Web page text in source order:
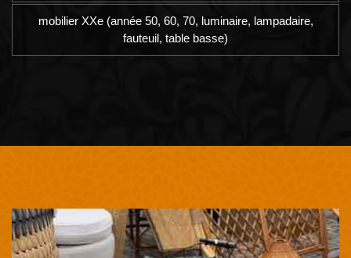
mobilier XXe (année 50, 60, 70, luminaire, lampadaire,
fauteuil, table basse)